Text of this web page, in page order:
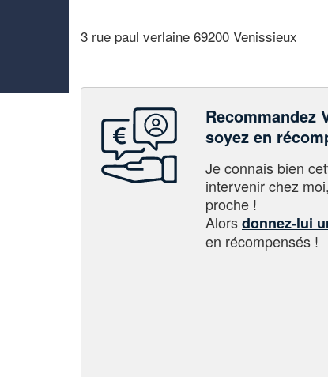
3 rue paul verlaine 69200 Venissieux
Recommandez
soyez en
Je connais bien
intervenir chez
proche !
Alorsdonnez-lui
en récompensés !